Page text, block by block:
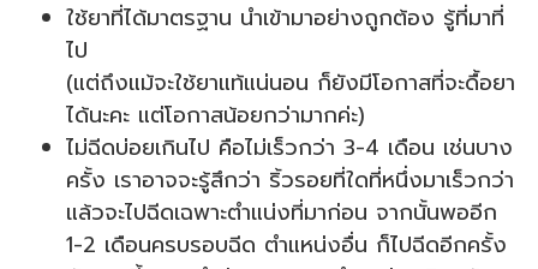
ใช้ยาที่ได้มาตรฐาน นำเข้ามาอย่างถูกต้อง รู้ที่มาที่
ไป
(แต่ถึงแม้จะใช้ยาแท้แน่นอน ก็ยังมีโอกาสที่จะดื้อยา
ได้นะคะ แต่โอกาสน้อยกว่ามากค่ะ)
ไม่ฉีดบ่อยเกินไป คือไม่เร็วกว่า 3-4 เดือน เช่นบาง
ครั้ง เราอาจจะรู้สึกว่า ริ้วรอยที่ใดที่หนึ่งมาเร็วกว่า
แล้วจะไปฉีดเฉพาะตำแน่งที่มาก่อน จากนั้นพออีก
1-2 เดือนครบรอบฉีด ตำแหน่งอื่น ก็ไปฉีดอีกครั้ง